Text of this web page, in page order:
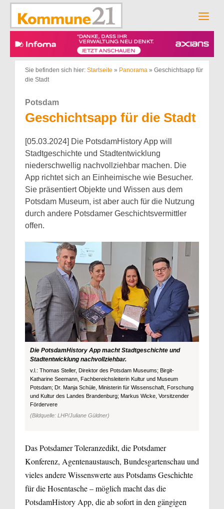
Zum
springen
Sie befinden sich hier: Startseite » Panorama » Geschichtsapp für
die Stadt
Potsdam
Geschichtsapp für die Stadt
[05.03.2024] Die PotsdamHistory App will
Stadtgeschichte und Stadtentwicklung
niederschwellig nachvollziehbar machen. Die
App richtet sich an Einheimische wie Besucher.
Sie präsentiert Objekte und Wissen aus dem
Potsdam Museum, ist aber auch für die Nutzung
durch andere Potsdamer Geschichtsvermittler
offen.
Die PotsdamHistory App macht Stadtgeschichte und
Stadtentwicklung nachvollziehbar.
v.l.: Thomas Steller, Direktor des Potsdam Museums; Birgit-
Katharine Seemann, Fachbereichsleiterin Kultur und Museum
Potsdam; Dr. Manja Schüle, Ministerin für Wissenschaft, Forschung
und Kultur des Landes Brandenburg; Markus Wicke, Vorsitzender
Fördervere
(Bildquelle: LHP/Juliane Güldner)
Das Potsdamer Toleranzedikt, die Potsdamer
Konferenz, Agentenaustausch, Bundesgartenschau und
vieles andere Wissenswerte aus Potsdams Geschichte
für die Hosentasche – möglich macht das die
PotsdamHistory App, die ab sofort in den gängigen